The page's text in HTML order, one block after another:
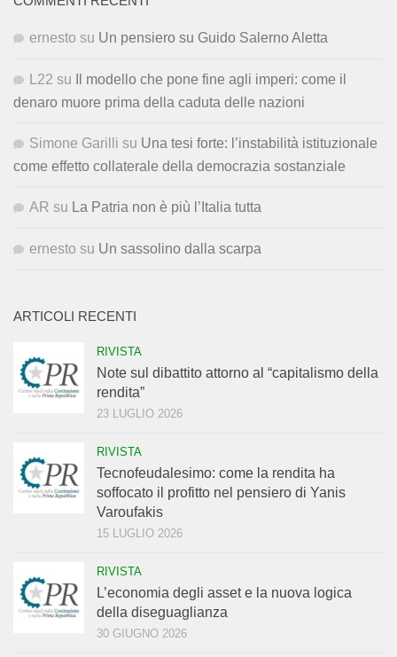
ernesto su Un pensiero su Guido Salerno Aletta
L22 su
Il modello che pone fine agli imperi: come il
denaro muore prima della caduta delle nazioni
Simone Garilli su Una tesi forte: l’instabilità istituzionale
come effetto collaterale della democrazia sostanziale
AR su La Patria non è più l’Italia tutta
ernesto su Un sassolino dalla scarpa
ARTICOLI RECENTI
RIVISTA
Note sul dibattito attorno al “capitalismo della
rendita”
23 LUGLIO 2026
RIVISTA
Tecnofeudalesimo: come la rendita ha
soffocato il profitto nel pensiero di Yanis
Varoufakis
15 LUGLIO 2026
RIVISTA
L’economia degli asset e la nuova logica
della diseguaglianza
30 GIUGNO 2026